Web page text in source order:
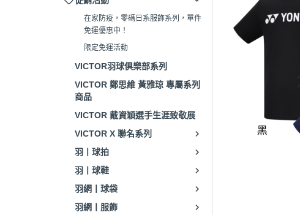
在家防疫，零碼日系服飾系列，單件
免運優惠中！
限定免運活動
VICTOR羽球俱樂部系列
VICTOR 鄭思維 黃雅琼 專屬系列
商品
VICTOR 戴資穎選手生涯致敬展
VICTOR X 聯名系列
羽丨球拍
羽丨球鞋
羽網丨球袋
羽網丨服飾